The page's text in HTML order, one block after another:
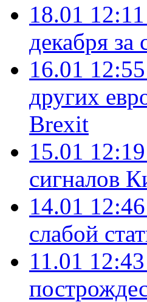
18.01 12:11
декабря за
16.01 12:55
других
Brexit
15.01 12:19
сигналов
14.01 12:46
слабой
11.01 12:43